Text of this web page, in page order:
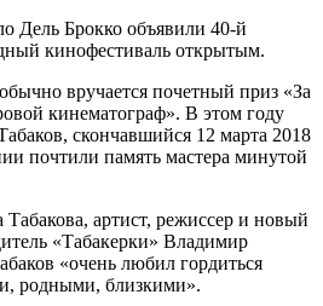
Дель Брокко объявили 40-й
кинофестиваль открытым.
вручается почетный приз «За
кинематограф». В этом году
скончавшийся 12 марта 2018
почтили память мастера минутой
артист, режиссер и новый
«Табакерки» Владимир
«очень любил гордиться
родными, близкими».